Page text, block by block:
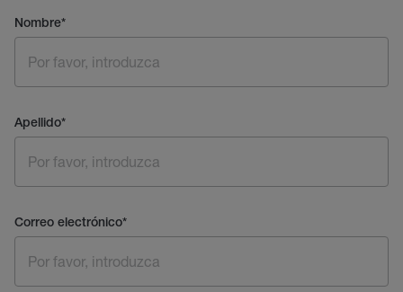
Nombre*
Apellido*
Correo electrónico*